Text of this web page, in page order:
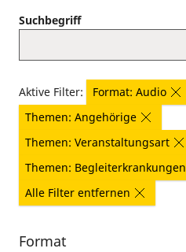
Suchbegriff
Aktive Filter: Format: Audio
Themen: Angehörige
Themen: Veranstaltungsart
Themen: Begleiterkrankungen
Alle Filter entfernen
Format